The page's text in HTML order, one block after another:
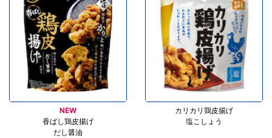
NEW
香ばし鶏皮揚げ
だし醤油
カリカリ鶏皮揚げ
塩こしょう